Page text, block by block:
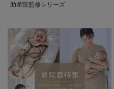
助産院監修シリーズ